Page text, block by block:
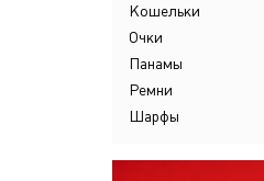
Кошельки
Очки
Панамы
Ремни
Шарфы